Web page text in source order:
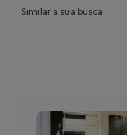
Similar a sua busca